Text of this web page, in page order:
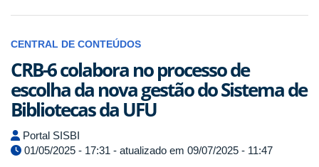
CENTRAL DE CONTEÚDOS
CRB-6 colabora no processo de
escolha da nova gestão do Sistema de
Bibliotecas da UFU
Portal SISBI
01/05/2025 - 17:31 - atualizado em 09/07/2025 - 11:47